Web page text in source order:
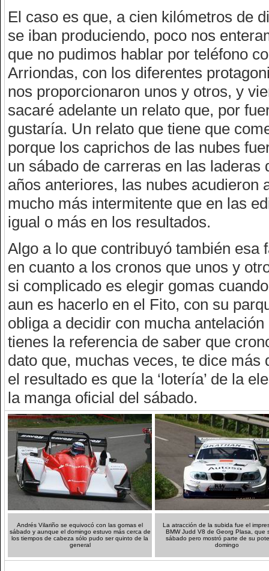
El caso es que, a cien kilómetros de
se iban produciendo, poco nos
que no pudimos hablar por teléfono
Arriondas, con los diferentes
nos proporcionaron unos y otros, y
sacaré adelante un relato que, por
gustaría. Un relato que tiene que
porque los caprichos de las nubes
un sábado de carreras en las
años anteriores, las nubes acudieron
mucho más intermitente que en las
igual o más en los resultados.
Algo a lo que contribuyó también
en cuanto a los cronos que unos y
si complicado es elegir gomas
aun es hacerlo en el Fito, con su
obliga a decidir con mucha
tienes la referencia de saber que
dato que, muchas veces, te dice
el resultado es que la ‘lotería’ de la
la manga oficial del sábado.
Andrés Vilariño se equivocó con las gomas el
sábado y aunque el domingo estuvo más cerca de
los tiempos de cabeza sólo pudo ser quinto de la
general
La atracción de la subida fue el
BMW Judd V8 de Georg Plasa, que
sábado pero mostró parte de su
domingo